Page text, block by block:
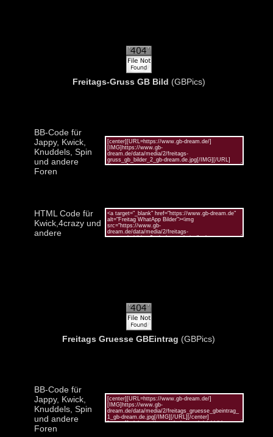
Freitags-Gruss GB Bild (GBPics)
BB-Code für
Jappy, Kwick,
Knuddels, Spin
und andere
Foren
HTML Code für
Kwick,4crazy und
andere
Freitags Gruesse GBEintrag (GBPics)
BB-Code für
Jappy, Kwick,
Knuddels, Spin
und andere
Foren